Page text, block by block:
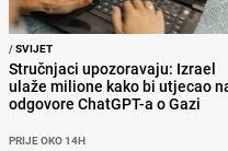
/SVIJET
Stručnjaci upozoravaju: Izrael
ulaže milione kako bi utjecao
odgovore ChatGPT-a o Gazi
PRIJE OKO 14H